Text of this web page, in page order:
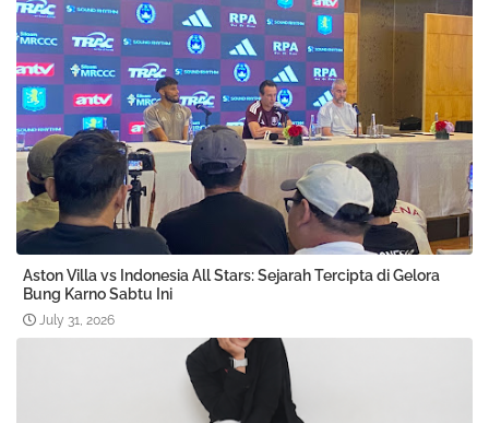
Aston Villa vs Indonesia All Stars: Sejarah Tercipta di Gelora
Bung Karno Sabtu Ini
July 31, 2026